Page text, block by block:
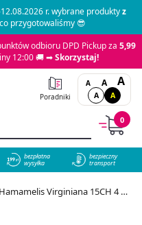
r. wybrane produktyz
przygotowaliśmy 😎
odbioru DPD Pickup za 5,99
12:00 🚚 ➡Skorzystaj!
Poradniki
A A A
A A
0
bezpłatna
wysyłka
bezpieczny
transport
Virginiana 15CH 4 g - cena 15,49 zł